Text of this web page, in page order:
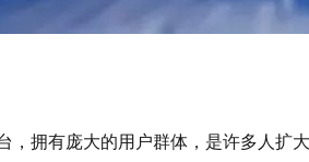
拥有庞大的用户群体，是许多人扩大影